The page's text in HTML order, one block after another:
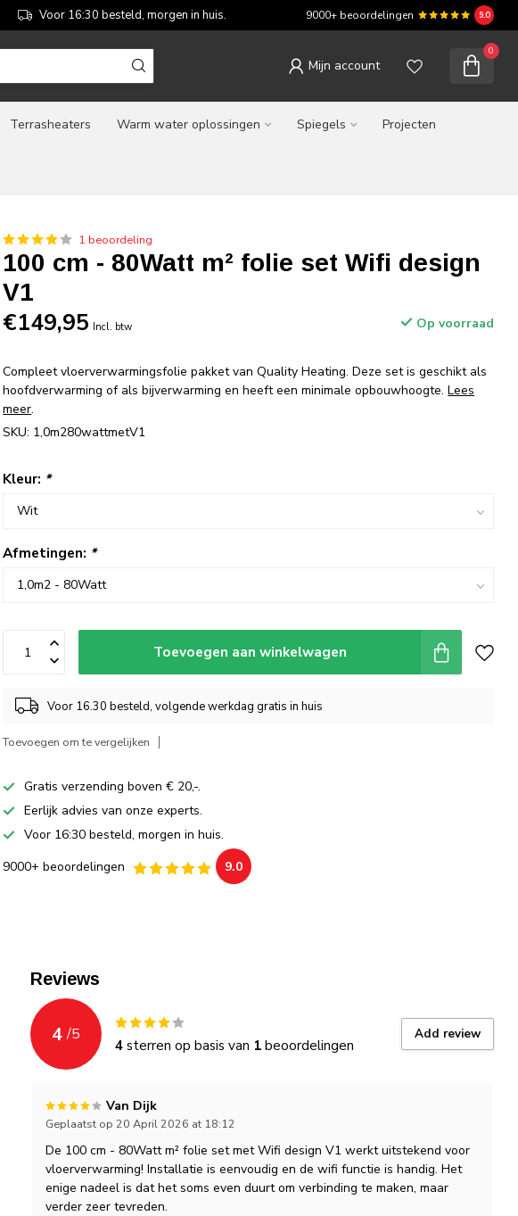
Voor 16:30 besteld, morgen in huis. 9000+ beoordelingen 9.0
Mijn account
0
Terrasheaters Warm water oplossingen Spiegels Projecten
1 beoordeling
100 cm - 80Watt m² folie set Wifi design
V1
€149,95 Incl. btw Op voorraad
Compleet vloerverwarmingsfolie pakket van Quality Heating. Deze set is geschikt als
hoofdverwarming of als bijverwarming en heeft een minimale opbouwhoogte.Lees
meer.
SKU: 1,0m280wattmetV1
Kleur: *
Afmetingen: *
Toevoegen aan winkelwagen
Voor 16.30 besteld, volgende werkdag gratis in huis
Toevoegen om te vergelijken
Gratis verzending boven € 20,-.
Eerlijk advies van onze experts.
Voor 16:30 besteld, morgen in huis.
9000+ beoordelingen
9.0
Reviews
4 /5
4sterren op basis van 1beoordelingen
Add review
Van Dijk
Geplaatst op 20 April 2026 at 18:12
De 100 cm - 80Watt m² folie set met Wifi design V1 werkt uitstekend voor
vloerverwarming! Installatie is eenvoudig en de wifi functie is handig. Het
enige nadeel is dat het soms even duurt om verbinding te maken, maar
verder zeer tevreden.